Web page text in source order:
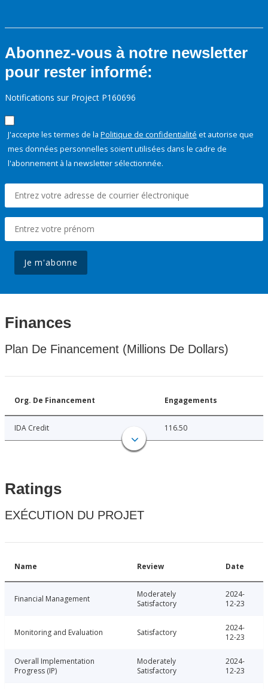
Abonnez-vous à notre newsletter
pour rester informé:
Notifications sur Project P160696
J'accepte les termes de la Politique de confidentialité et autorise que
mes données personnelles soient utilisées dans le cadre de
l'abonnement à la newsletter sélectionnée.
Je m'abonne
Finances
Plan De Financement (Millions De Dollars)
Org. De Financement Engagements
IDA Credit 116.50
Ratings
EXÉCUTION DU PROJET
Name Review Date
Financial Management
Moderately
Satisfactory
2024-
12-23
Monitoring and Evaluation Satisfactory
2024-
12-23
Overall Implementation
Progress (IP)
Moderately
Satisfactory
2024-
12-23